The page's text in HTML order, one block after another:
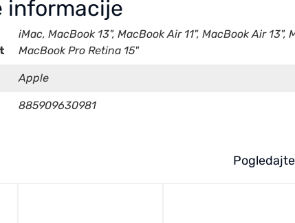
informacije
iMac, MacBook 13", MacBook Air 11", MacBook Air 13",
MacBook Pro Retina 15"
Apple
885909630981